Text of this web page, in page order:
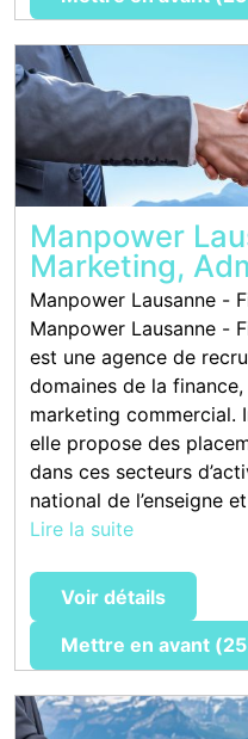
Manpower
Marketing,
Manpower Lausanne -
Manpower Lausanne -
est une agence de
domaines de la
marketing commercial.
elle propose des
dans ces secteurs
national de l’enseigne
Lire la suite
Voir détails
Mettre en avant (25